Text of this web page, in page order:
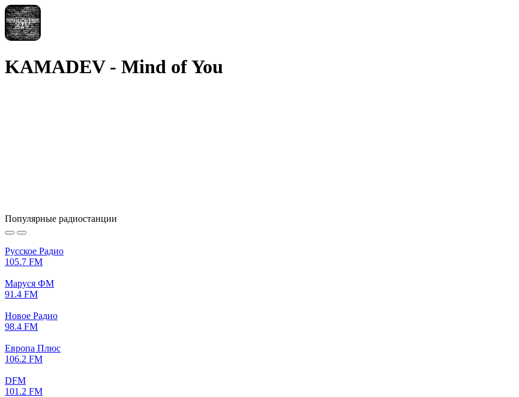
KAMADEV - Mind of You
Популярные радиостанции
Русское Радио
105.7 FM
Маруся ФМ
91.4 FM
Новое Радио
98.4 FM
Европа Плюс
106.2 FM
DFM
101.2 FM